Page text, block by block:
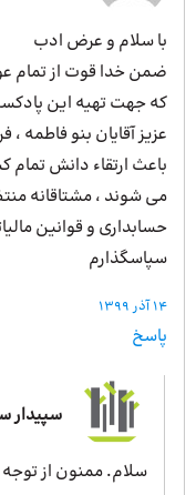
با سلام و عرض ادب
ضمن خدا قوت از تمام
که جهت تهیه این
عزیز آقایان بنو فاطمه
باعث ارتقاء دانش تمام
می شوند ، مشتاقانه
حسابداری و قوانین
سپاسگذارم
14 آذر 1399
پاسخ
سپیدار
سلام. ممنون از